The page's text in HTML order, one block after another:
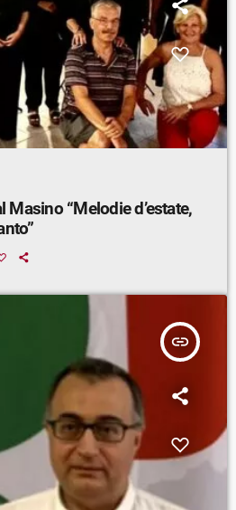
“Melodie d’estate,
insert_link